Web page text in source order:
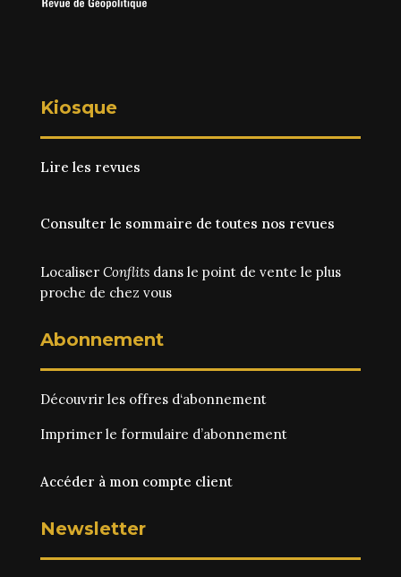
Kiosque
Lire les revues
Consulter le sommaire de toutes nos revues
Localiser Conflitsdans le point de vente le plus
proche de chez vous
Abonnement
Découvrir les offres d‘abonnement
Imprimer le formulaire d’abonnement
Accéder à mon compte client
Newsletter